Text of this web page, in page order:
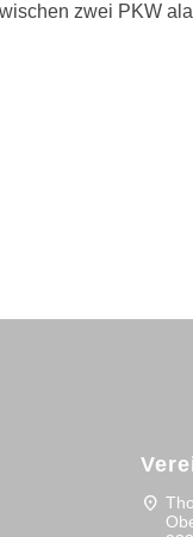
zwei PKW
location_on